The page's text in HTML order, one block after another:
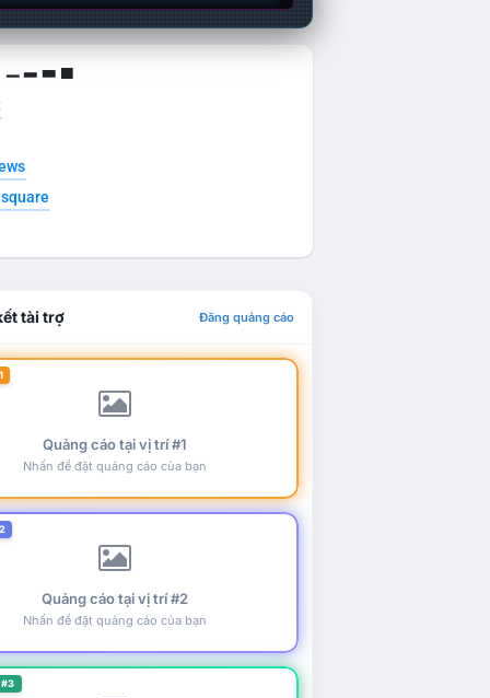
▁ ▂ ▃ ▄
tài trợ Đăng quảng cáo
Quảng cáo tại vị trí #1
Nhấn để đặt quảng cáo của bạn
Quảng cáo tại vị trí #2
Nhấn để đặt quảng cáo của bạn